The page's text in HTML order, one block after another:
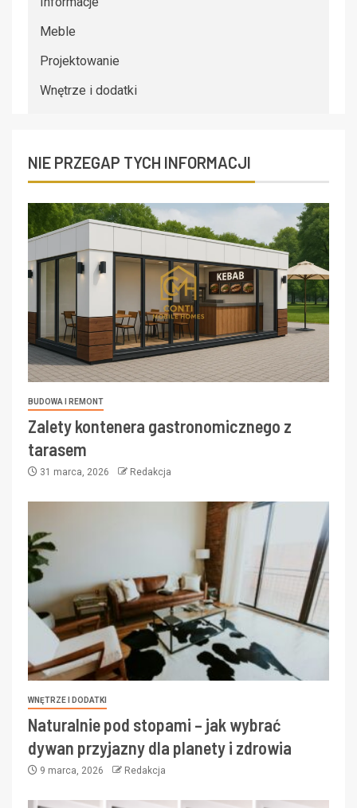
Meble
Projektowanie
Wnętrze i dodatki
NIE PRZEGAP TYCH INFORMACJI
BUDOWA I REMONT
Zalety kontenera gastronomicznego z
tarasem
31 marca, 2026 Redakcja
WNĘTRZE I DODATKI
Naturalnie pod stopami – jak wybrać
dywan przyjazny dla planety i zdrowia
9 marca, 2026 Redakcja